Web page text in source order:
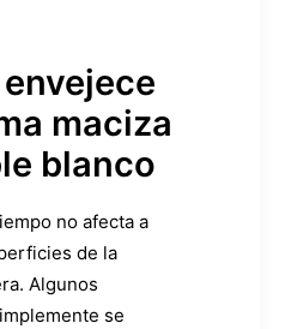
maciza
blanco
no afecta a
de la
Algunos
se